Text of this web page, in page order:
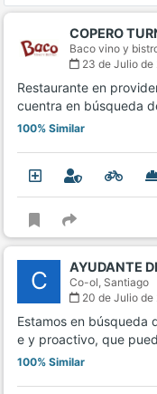
COPERO
Baco vino y
23 de Julio de
Restaurante en
cuentra en búsqueda
100% Similar
C AYUDANTE
Co-ol, Santiago
20 de Julio de
Estamos en búsqueda
e y proactivo, que
100% Similar